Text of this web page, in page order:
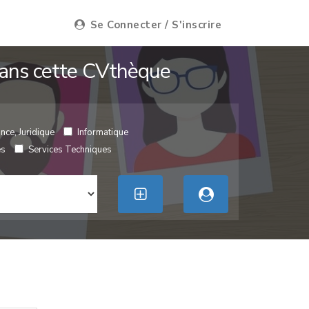
Se Connecter / S'inscrire
cette CVthèque
Juridique
Informatique
Services Techniques